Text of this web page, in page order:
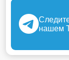
нашем